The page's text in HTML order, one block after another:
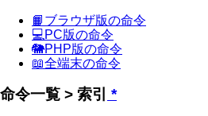
📙ブラウザ版の命令
💻PC版の命令
🐘PHP版の命令
📖全端末の命令
命令一覧 > 索引 *